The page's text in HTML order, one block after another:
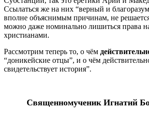
Ссылаться же на них “верный и
вполне объяснимым причинам, не
можно даже номинально лишиться права
христианами.
Рассмотрим теперь то, о чём
“доникейские отцы”, и о чём
свидетельствует история”.
Священномученик Игнатий